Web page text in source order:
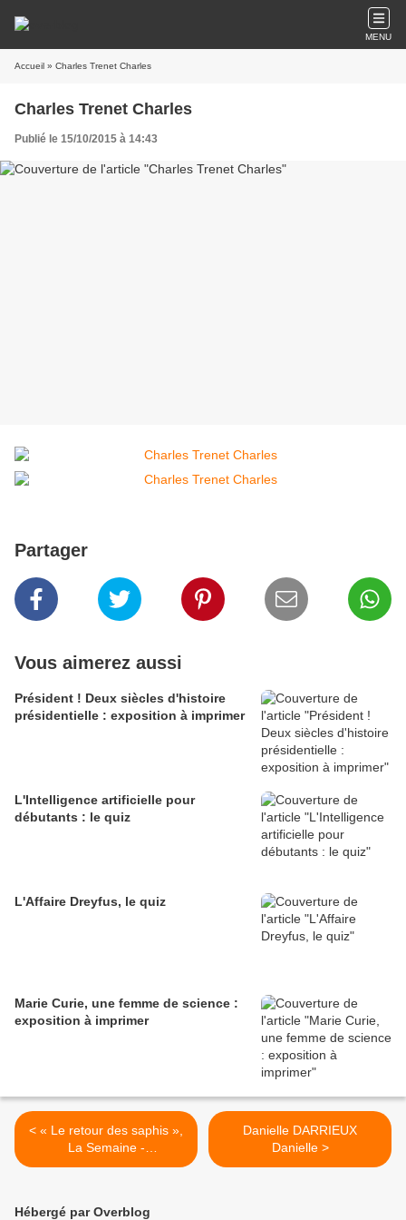
MENU
Accueil » Charles Trenet Charles
Charles Trenet Charles
Publié le 15/10/2015 à 14:43
Partager
Vous aimerez aussi
Président ! Deux siècles d'histoire
présidentielle : exposition à imprimer
L'Intelligence artificielle pour
débutants : le quiz
L'Affaire Dreyfus, le quiz
Marie Curie, une femme de science :
exposition à imprimer
< « Le retour des saphis »,
La Semaine -
Hebdomadaire illustré,
Danielle DARRIEUX
Danielle >
Hébergé par Overblog